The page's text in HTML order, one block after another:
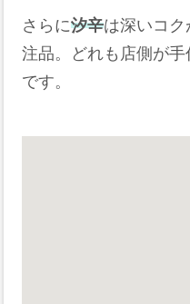
さらに汐辛は深いコ
注品。どれも店側が手
です。